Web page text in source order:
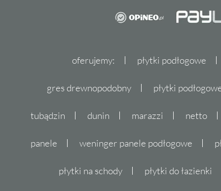
oferujemy: płytki podłogowe
gres drewnopodobny płytki
tubądzin dunin marazzi netto
panele weninger panele podłogowe
płytki na schody płytki do łazienki